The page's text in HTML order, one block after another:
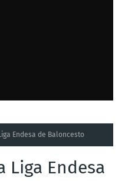
Endesa de Baloncesto
Liga Endesa